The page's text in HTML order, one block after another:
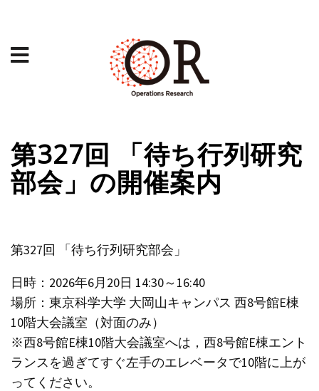
第327回 「待ち行列研究
部会」の開催案内
第327回 「待ち行列研究部会」
日時：2026年6月20日 14:30～16:40
場所：東京科学大学 大岡山キャンパス 西8号館E棟
10階大会議室（対面のみ）
※西8号館E棟10階大会議室へは，西8号館E棟エント
ランスを過ぎてすぐ左手のエレベータで10階に上が
ってください。